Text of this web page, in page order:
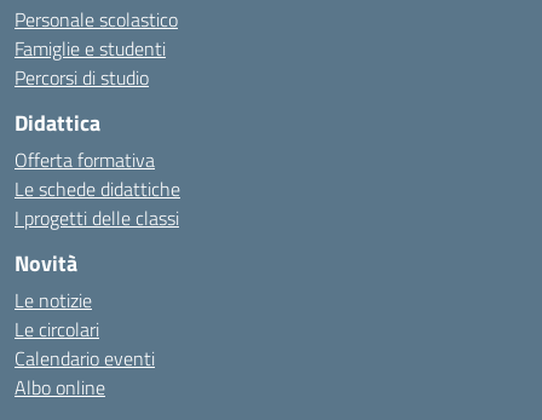
Personale scolastico
Famiglie e studenti
Percorsi di studio
Didattica
Offerta formativa
Le schede didattiche
I progetti delle classi
Novità
Le notizie
Le circolari
Calendario eventi
Albo online